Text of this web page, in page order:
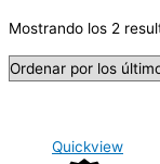
Mostrando los 2
Quickview